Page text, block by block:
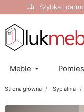
Szybka i
Meble
Strona główna Sypialnia